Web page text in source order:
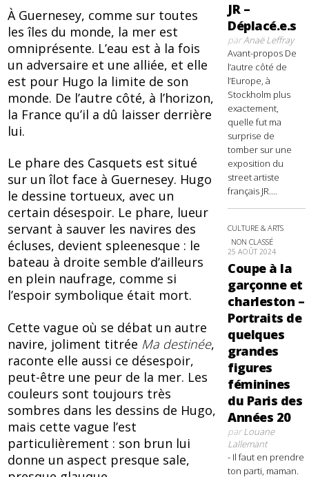
À Guernesey, comme sur toutes
les îles du monde, la mer est
omniprésente. L’eau est à la fois
un adversaire et une alliée, et elle
est pour Hugo la limite de son
monde. De l’autre côté, à l’horizon,
la France qu’il a dû laisser derrière
lui.
Le phare des Casquets est situé
sur un îlot face à Guernesey. Hugo
le dessine tortueux, avec un
certain désespoir. Le phare, lueur
servant à sauver les navires des
écluses, devient spleenesque : le
bateau à droite semble d’ailleurs
en plein naufrage, comme si
l’espoir symbolique était mort.
Cette vague où se débat un autre
navire, joliment titrée Ma destinée,
raconte elle aussi ce désespoir,
peut-être une peur de la mer. Les
couleurs sont toujours très
sombres dans les dessins de Hugo,
mais cette vague l’est
particulièrement : son brun lui
donne un aspect presque sale,
JR –
Déplacé.e.s
parAnaë Leffray
Avant-propos De
l’autre côté de
l’Europe, à
Stockholm plus
exactement,
quelle fut ma
surprise de
tomber sur une
exposition du
street artiste
français JR....
CULTURE & ARTS
NON CLASSÉ
25 AOÛT 2024
Coupe à la
garçonne et
charleston –
Portraits de
quelques
grandes
figures
féminines
du Paris des
Années 20
parLouane
Lallemant
- Il faut en prendre
ton parti, maman.